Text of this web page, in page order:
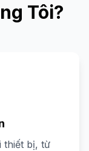
Tôi?
thiết bị, từ